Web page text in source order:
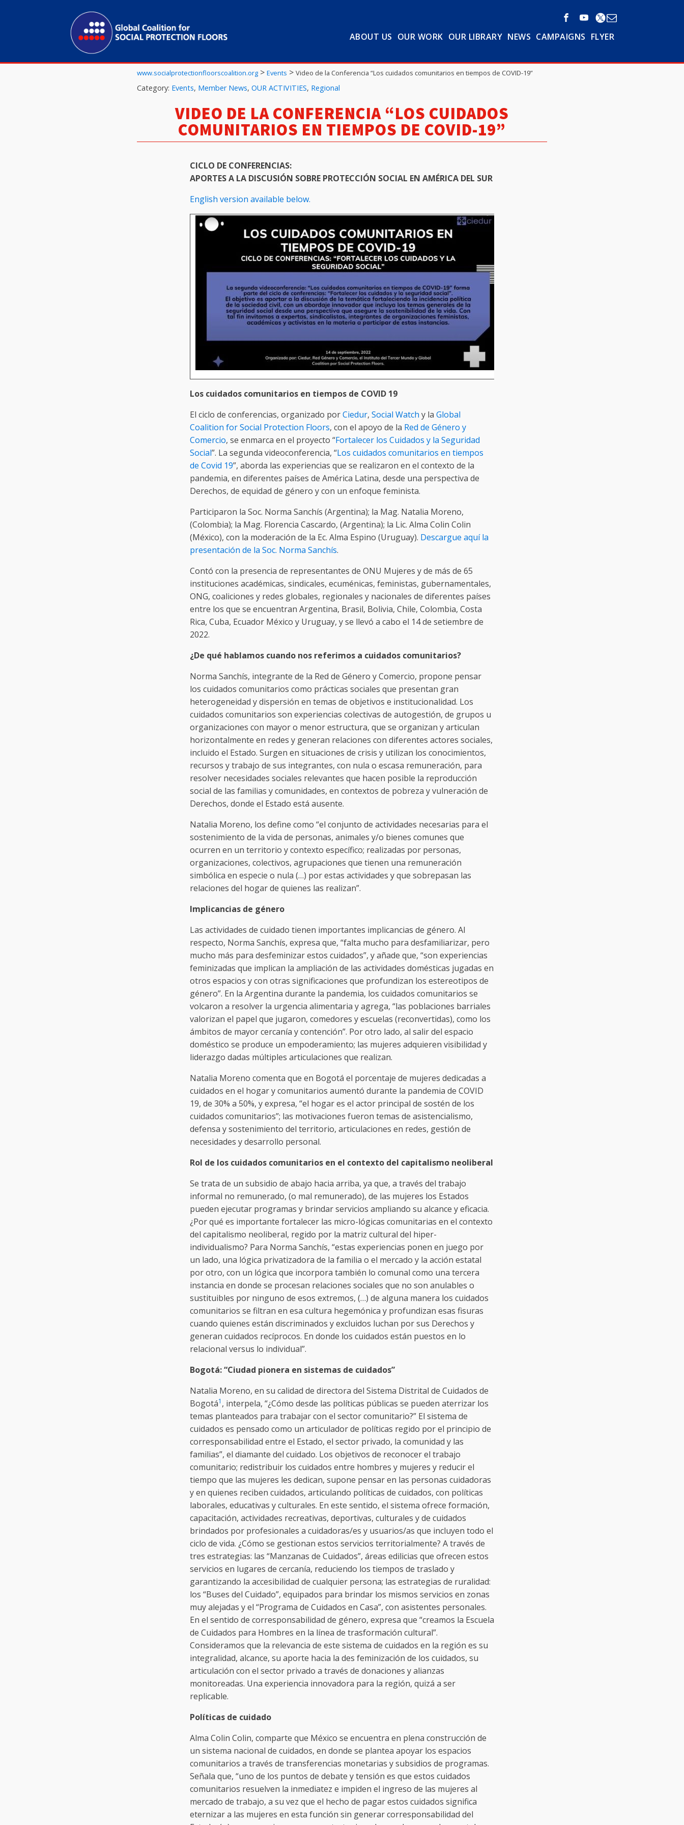
ABOUT US OUR WORK OUR LIBRARY NEWS CAMPAIGNS FLYER
www.socialprotectionfloorscoalition.org> Events > Video de la Conferencia “Los cuidados comunitarios en tiempos de COVID-19”
Category: Events, Member News, OUR ACTIVITIES, Regional
VIDEO DE LA CONFERENCIA “LOS CUIDADOS
COMUNITARIOS EN TIEMPOS DE COVID-19”
CICLO DE CONFERENCIAS:
APORTES A LA DISCUSIÓN SOBRE PROTECCIÓN SOCIAL EN AMÉRICA DEL SUR
English version available below.
Los cuidados comunitarios en tiempos de COVID 19
El ciclo de conferencias, organizado porCiedur, Social Watch y la Global
Coalition for Social Protection Floors, con el apoyo de la Red de Género y
Comercio, se enmarca en el proyecto “Fortalecer los Cuidados y la Seguridad
Social”. La segunda videoconferencia, “Los cuidados comunitarios en tiempos
de Covid 19”, aborda las experiencias que se realizaron en el contexto de la
pandemia, en diferentes países de América Latina, desde una perspectiva de
Derechos, de equidad de género y con un enfoque feminista.
Participaron la Soc. Norma Sanchís (Argentina); la Mag. Natalia Moreno,
(Colombia); la Mag. Florencia Cascardo, (Argentina); la Lic. Alma Colin Colin
(México), con la moderación de la Ec. Alma Espino (Uruguay). Descargue aquí la
presentación de la Soc. Norma Sanchís.
Contó con la presencia de representantes de ONU Mujeres y de más de 65
instituciones académicas, sindicales, ecuménicas, feministas, gubernamentales,
ONG, coaliciones y redes globales, regionales y nacionales de diferentes países
entre los que se encuentran Argentina, Brasil, Bolivia, Chile, Colombia, Costa
Rica, Cuba, Ecuador México y Uruguay, y se llevó a cabo el 14 de setiembre de
2022.
¿De qué hablamos cuando nos referimos a cuidados comunitarios?
Norma Sanchís, integrante de la Red de Género y Comercio, propone pensar
los cuidados comunitarios como prácticas sociales que presentan gran
heterogeneidad y dispersión en temas de objetivos e institucionalidad. Los
cuidados comunitarios son experiencias colectivas de autogestión, de grupos u
organizaciones con mayor o menor estructura, que se organizan y articulan
horizontalmente en redes y generan relaciones con diferentes actores sociales,
incluido el Estado. Surgen en situaciones de crisis y utilizan los conocimientos,
recursos y trabajo de sus integrantes, con nula o escasa remuneración, para
resolver necesidades sociales relevantes que hacen posible la reproducción
social de las familias y comunidades, en contextos de pobreza y vulneración de
Derechos, donde el Estado está ausente.
Natalia Moreno, los define como “el conjunto de actividades necesarias para el
sostenimiento de la vida de personas, animales y/o bienes comunes que
ocurren en un territorio y contexto específico; realizadas por personas,
organizaciones, colectivos, agrupaciones que tienen una remuneración
simbólica en especie o nula (…) por estas actividades y que sobrepasan las
relaciones del hogar de quienes las realizan”.
Implicancias de género
Las actividades de cuidado tienen importantes implicancias de género. Al
respecto, Norma Sanchís, expresa que, “falta mucho para desfamiliarizar, pero
mucho más para desfeminizar estos cuidados”, y añade que, “son experiencias
feminizadas que implican la ampliación de las actividades domésticas jugadas en
otros espacios y con otras significaciones que profundizan los estereotipos de
género”. En la Argentina durante la pandemia, los cuidados comunitarios se
volcaron a resolver la urgencia alimentaria y agrega, “las poblaciones barriales
valorizan el papel que jugaron, comedores y escuelas (reconvertidas), como los
ámbitos de mayor cercanía y contención”. Por otro lado, al salir del espacio
doméstico se produce un empoderamiento; las mujeres adquieren visibilidad y
liderazgo dadas múltiples articulaciones que realizan.
Natalia Moreno comenta que en Bogotá el porcentaje de mujeres dedicadas a
cuidados en el hogar y comunitarios aumentó durante la pandemia de COVID
19, de 30% a 50%, y expresa, “el hogar es el actor principal de sostén de los
cuidados comunitarios”; las motivaciones fueron temas de asistencialismo,
defensa y sostenimiento del territorio, articulaciones en redes, gestión de
necesidades y desarrollo personal.
Rol de los cuidados comunitarios en el contexto del capitalismo neoliberal
Se trata de un subsidio de abajo hacia arriba, ya que, a través del trabajo
informal no remunerado, (o mal remunerado), de las mujeres los Estados
pueden ejecutar programas y brindar servicios ampliando su alcance y eficacia.
¿Por qué es importante fortalecer las micro-lógicas comunitarias en el contexto
del capitalismo neoliberal, regido por la matriz cultural del hiper-
individualismo? Para Norma Sanchís, “estas experiencias ponen en juego por
un lado, una lógica privatizadora de la familia o el mercado y la acción estatal
por otro, con un lógica que incorpora también lo comunal como una tercera
instancia en donde se procesan relaciones sociales que no son anulables o
sustituibles por ninguno de esos extremos, (…) de alguna manera los cuidados
comunitarios se filtran en esa cultura hegemónica y profundizan esas fisuras
cuando quienes están discriminados y excluidos luchan por sus Derechos y
generan cuidados recíprocos. En donde los cuidados están puestos en lo
relacional versus lo individual”.
Bogotá: “Ciudad pionera en sistemas de cuidados”
Natalia Moreno, en su calidad de directora del Sistema Distrital de Cuidados de
Bogotá1 , interpela, “¿Cómo desde las políticas públicas se pueden aterrizar los
temas planteados para trabajar con el sector comunitario?” El sistema de
cuidados es pensado como un articulador de políticas regido por el principio de
corresponsabilidad entre el Estado, el sector privado, la comunidad y las
familias”, el diamante del cuidado. Los objetivos de reconocer el trabajo
comunitario; redistribuir los cuidados entre hombres y mujeres y reducir el
tiempo que las mujeres les dedican, supone pensar en las personas cuidadoras
y en quienes reciben cuidados, articulando políticas de cuidados, con políticas
laborales, educativas y culturales. En este sentido, el sistema ofrece formación,
capacitación, actividades recreativas, deportivas, culturales y de cuidados
brindados por profesionales a cuidadoras/es y usuarios/as que incluyen todo el
ciclo de vida. ¿Cómo se gestionan estos servicios territorialmente? A través de
tres estrategias: las “Manzanas de Cuidados”, áreas edilicias que ofrecen estos
servicios en lugares de cercanía, reduciendo los tiempos de traslado y
garantizando la accesibilidad de cualquier persona; las estrategias de ruralidad:
los “Buses del Cuidado”, equipados para brindar los mismos servicios en zonas
muy alejadas y el “Programa de Cuidados en Casa”, con asistentes personales.
En el sentido de corresponsabilidad de género, expresa que “creamos la Escuela
de Cuidados para Hombres en la línea de trasformación cultural”.
Consideramos que la relevancia de este sistema de cuidados en la región es su
integralidad, alcance, su aporte hacia la des feminización de los cuidados, su
articulación con el sector privado a través de donaciones y alianzas
monitoreadas. Una experiencia innovadora para la región, quizá a ser
replicable.
Políticas de cuidado
Alma Colin Colin, comparte que México se encuentra en plena construcción de
un sistema nacional de cuidados, en donde se plantea apoyar los espacios
comunitarios a través de transferencias monetarias y subsidios de programas.
Señala que, “uno de los puntos de debate y tensión es que estos cuidados
comunitarios resuelven la inmediatez e impiden el ingreso de las mujeres al
mercado de trabajo, a su vez que el hecho de pagar estos cuidados significa
eternizar a las mujeres en esta función sin generar corresponsabilidad del